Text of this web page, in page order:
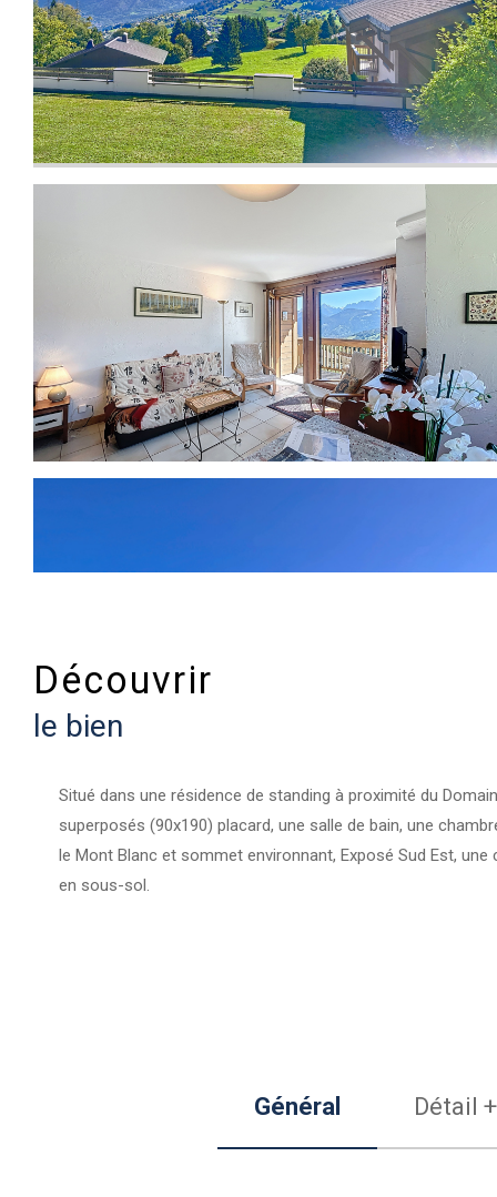
découvrir
le bien
Situé dans une résidence de standing à proximité du
superposés (90x190) placard, une salle de bain, une
le Mont Blanc et sommet environnant, Exposé Sud Est,
en sous-sol.
Général Détail +